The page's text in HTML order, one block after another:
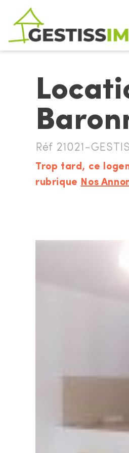
Réf 21021-
Trop tard, ce
rubrique Nos